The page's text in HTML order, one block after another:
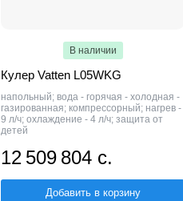
В наличии
Кулер Vatten L05WKG
напольный; вода - горячая - холодная -
газированная; компрессорный; нагрев -
9 л/ч; охлаждение - 4 л/ч; защита от
детей
12 509 804 с.
Добавить в корзину